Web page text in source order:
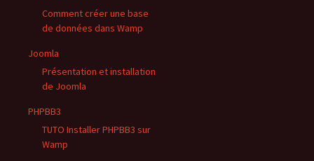
Comment créer une base
de données dans Wamp
Joomla
Présentation et installation
de Joomla
PHPBB3
TUTO Installer PHPBB3 sur
Wamp